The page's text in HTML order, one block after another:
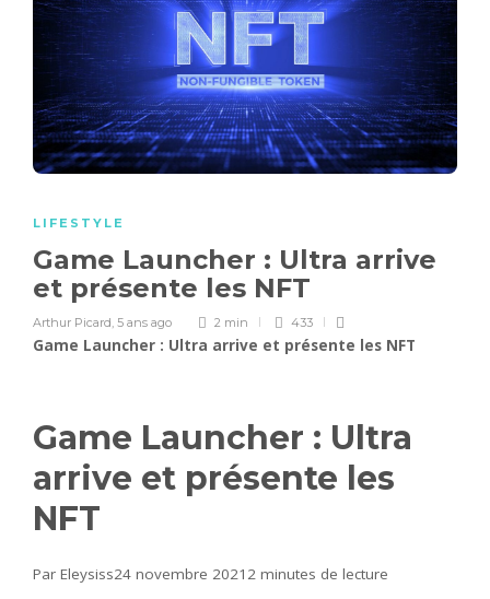
LIFESTYLE
Game Launcher : Ultra arrive
et présente les NFT
Arthur Picard, 5 ans ago 2 min 433
Game Launcher : Ultra arrive et présente les NFT
Game Launcher : Ultra
arrive et présente les
NFT
Par Eleysiss24 novembre 2021 2 minutes de lecture